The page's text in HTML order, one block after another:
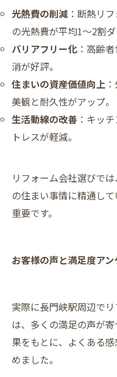
光熱費の削減 ：断熱リ
の光熱費が平均1～2割ダ
バリアフリー化 ：高齢
消が好評。
住まいの資産価値向上
美観と耐久性がアップ。
生活動線の改善 ：キッ
トレスが軽減。
リフォーム会社選びで
の住まい事情に精通し
重要です。
お客様の声と満足度アン
実際に長門峡駅周辺で
は、多くの満足の声が
果をもとに、よくある
めました。